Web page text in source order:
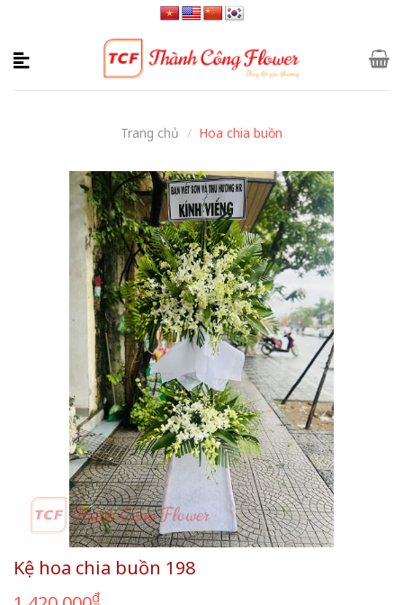
content
Trang chủ / Hoa chia buồn
Kệ hoa chia buồn 198
₫